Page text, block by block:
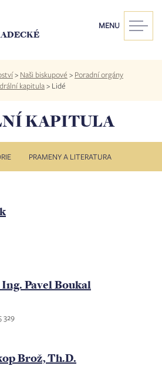
MENU
> Naši biskupové > Poradní orgány
kapitula> Lidé
KAPITULA
PRAMENY A LITERATURA
Pavel Boukal
329
Brož, Th.D.